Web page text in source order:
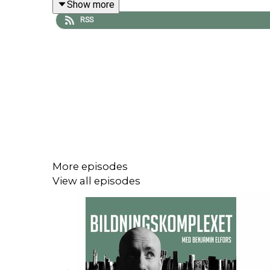
spelade en avgörande roll i deras frihetskamp.
samtalar om Thoreaus centrala idéer, det
Musikproduktion: Ivar Edding
Omslag: Emma Westin/Matthew Sundin
Show more
RSS
More episodes
View all episodes